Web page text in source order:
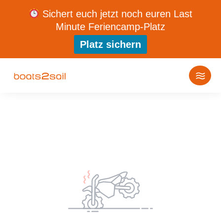
Sichert euch jetzt noch euren Last
Minute Feriencamp-Platz
Platz sichern